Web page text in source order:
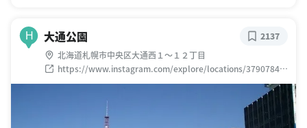
H 大通公園
北海道札幌市中央区大通西１〜１２丁目
https://www.instagram.com/explore/locations/37907841
1
2137